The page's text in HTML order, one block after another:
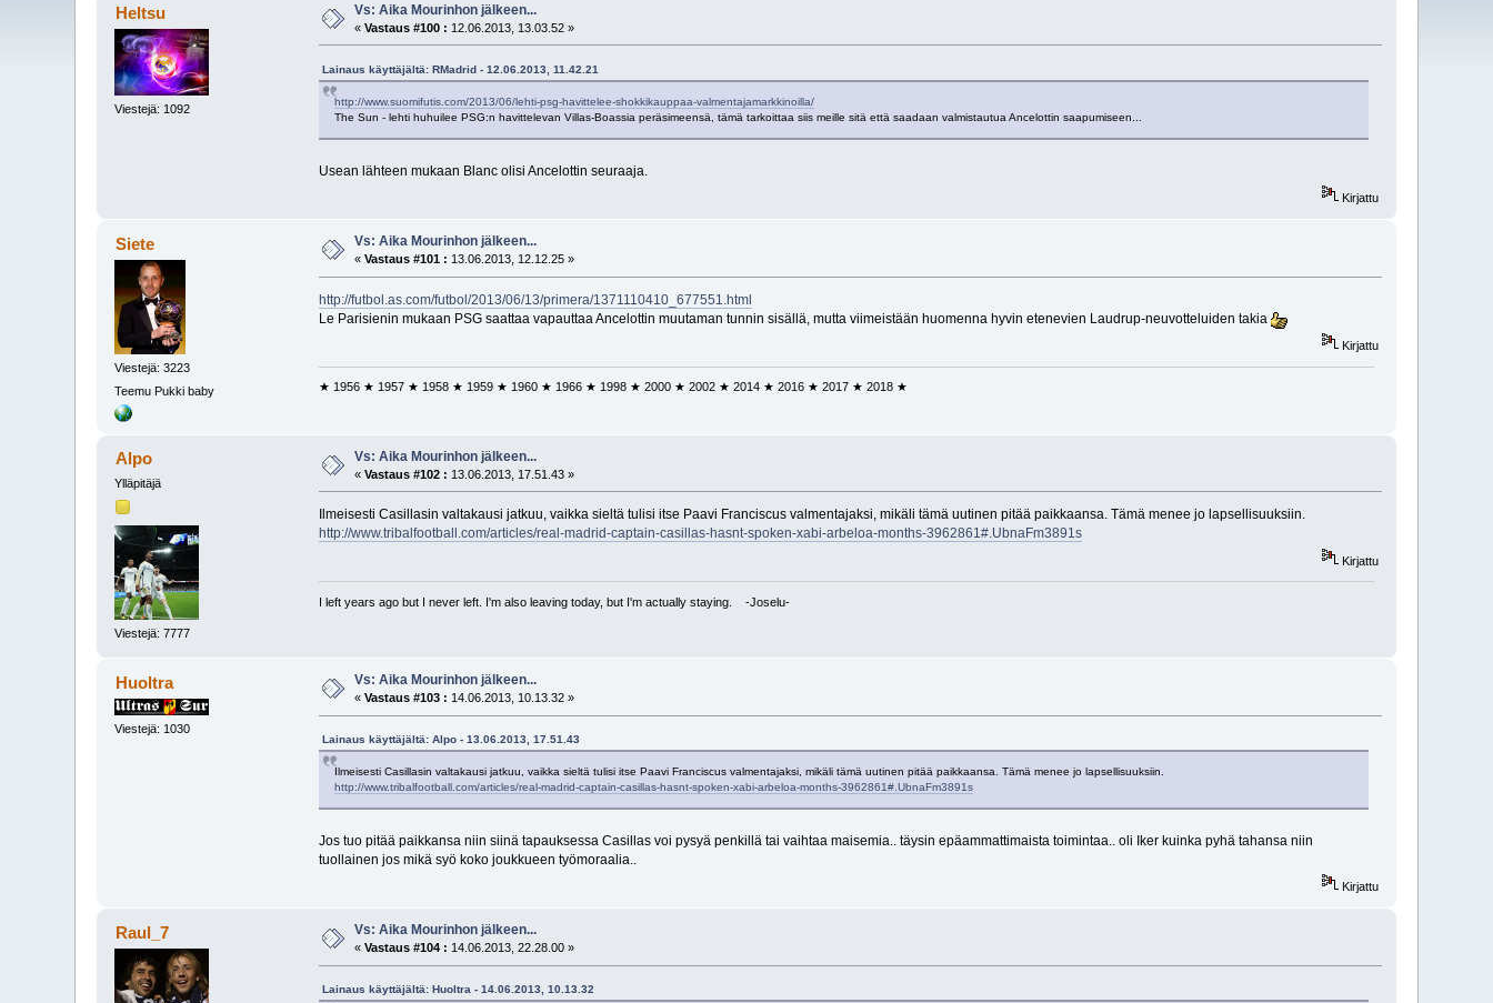
Heltsu
Viestejä: 1092
Vs: Aika Mourinhon jälkeen...
«Vastaus #100 : 12.06.2013, 13.03.52 »
Lainaus käyttäjältä: RMadrid - 12.06.2013, 11.42.21
http://www.suomifutis.com/2013/06/lehti-psg-havittelee-shokkikauppaa-valmentajamarkkinoilla/
The Sun - lehti huhuilee PSG:n havittelevan Villas-Boassia peräsimeensä, tämä tarkoittaa siis meille sitä että saadaan valmistautua Ancelottin saapumiseen...
Usean lähteen mukaan Blanc olisi Ancelottin seuraaja.
Kirjattu
Siete
Viestejä: 3223
Teemu Pukki baby
Vs: Aika Mourinhon jälkeen...
«Vastaus #101 : 13.06.2013, 12.12.25 »
http://futbol.as.com/futbol/2013/06/13/primera/1371110410_677551.html
Le Parisienin mukaan PSG saattaa vapauttaa Ancelottin muutaman tunnin sisällä, mutta viimeistään huomenna hyvin etenevien Laudrup-neuvotteluiden takia
Kirjattu
★ 1956 ★ 1957 ★ 1958 ★ 1959 ★ 1960 ★ 1966 ★ 1998 ★ 2000 ★ 2002 ★ 2014 ★ 2016 ★ 2017 ★ 2018 ★
Alpo
Ylläpitäjä
Viestejä: 7777
Vs: Aika Mourinhon jälkeen...
«Vastaus #102 : 13.06.2013, 17.51.43 »
Ilmeisesti Casillasin valtakausi jatkuu, vaikka sieltä tulisi itse Paavi Franciscus valmentajaksi, mikäli tämä uutinen pitää paikkaansa. Tämä menee jo lapsellisuuksiin.
http://www.tribalfootball.com/articles/real-madrid-captain-casillas-hasnt-spoken-xabi-arbeloa-months-3962861#.UbnaFm3891s
Kirjattu
I left years ago but I never left. I'm also leaving today, but I'm actually staying. -Joselu-
Huoltra
Viestejä: 1030
Vs: Aika Mourinhon jälkeen...
«Vastaus #103 : 14.06.2013, 10.13.32 »
Lainaus käyttäjältä: Alpo - 13.06.2013, 17.51.43
Ilmeisesti Casillasin valtakausi jatkuu, vaikka sieltä tulisi itse Paavi Franciscus valmentajaksi, mikäli tämä uutinen pitää paikkaansa. Tämä menee jo lapsellisuuksiin.
http://www.tribalfootball.com/articles/real-madrid-captain-casillas-hasnt-spoken-xabi-arbeloa-months-3962861#.UbnaFm3891s
Jos tuo pitää paikkansa niin siinä tapauksessa Casillas voi pysyä penkillä tai vaihtaa maisemia.. täysin epäammattimaista toimintaa.. oli Iker kuinka pyhä tahansa niin
tuollainen jos mikä syö koko joukkueen työmoraalia..
Kirjattu
Raul_7 Vs: Aika Mourinhon jälkeen...
«Vastaus #104 : 14.06.2013, 22.28.00 »
Lainaus käyttäjältä: Huoltra - 14.06.2013, 10.13.32